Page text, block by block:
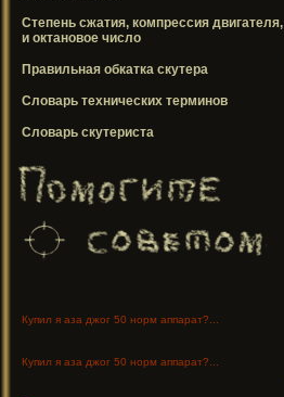
Степень сжатия, компрессия двигателя,
и октановое число
Правильная обкатка скутера
Словарь технических терминов
Словарь скутериста
Купил я аза джог 50 норм аппарат?...
Купил я аза джог 50 норм аппарат?...